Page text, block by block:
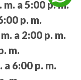
m. a 5:00 p. m.
p. m.
a 2:00 p. m.
m.
a 6:00 p. m.